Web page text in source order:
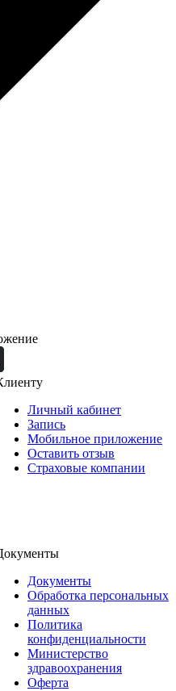
Личный кабинет
Запись
Мобильное приложение
Оставить отзыв
Страховые компании
Документы
Обработка персональных
данных
Политика
конфиденциальности
Министерство
здравоохранения
Оферта